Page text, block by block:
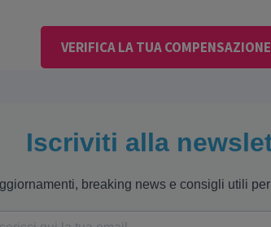
VERIFICA LA TUA COMPENSAZIONE